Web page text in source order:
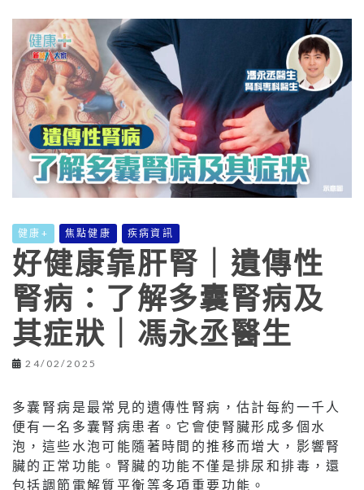
健康+ 焦點健康 疾病資訊
好健康靠肝腎｜遺傳性
腎病：了解多囊腎病及
其症狀｜馮永丞醫生
24/02/2025
多囊腎病是最常見的遺傳性腎病，估計每約一千人
便有一名多囊腎病患者。它會使腎臟形成多個水
泡，這些水泡可能隨著時間的推移而增大，影響腎
臟的正常功能。腎臟的功能不僅是排尿和排毒，還
包括調節電解質平衡等多項重要功能。